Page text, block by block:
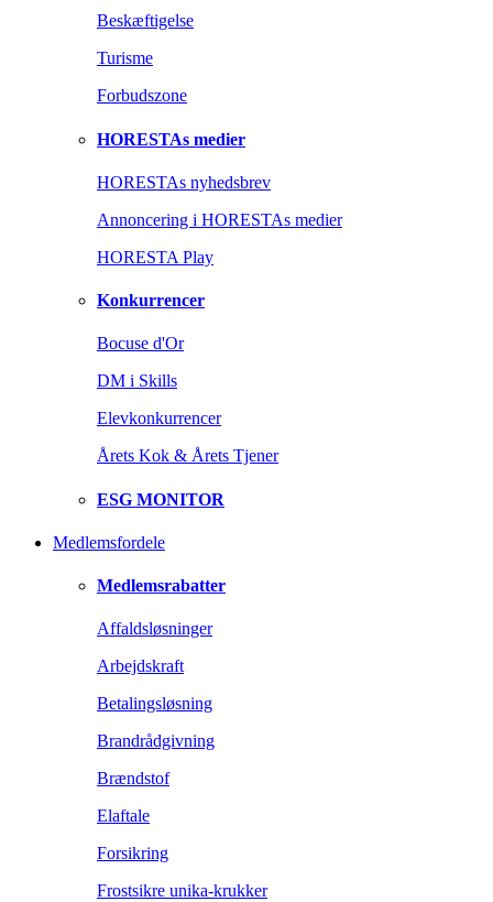
Beskæftigelse
Turisme
Forbudszone
HORESTAs medier
HORESTAs nyhedsbrev
Annoncering i HORESTAs medier
HORESTA Play
Konkurrencer
Bocuse d'Or
DM i Skills
Elevkonkurrencer
Årets Kok & Årets Tjener
ESG MONITOR
Medlemsfordele
Medlemsrabatter
Affaldsløsninger
Arbejdskraft
Betalingsløsning
Brandrådgivning
Brændstof
Elaftale
Forsikring
Frostsikre unika-krukker